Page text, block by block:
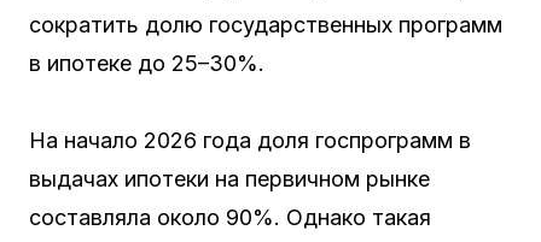
сократить долю государственных программ
в ипотеке до 25–30%.
На начало 2026 года доля госпрограмм в
выдачах ипотеки на первичном рынке
составляла около 90%. Однако такая